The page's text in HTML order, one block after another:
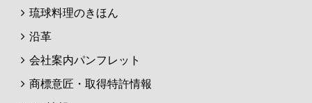
琉球料理のきほん
沿革
会社案内パンフレット
商標意匠・取得特許情報